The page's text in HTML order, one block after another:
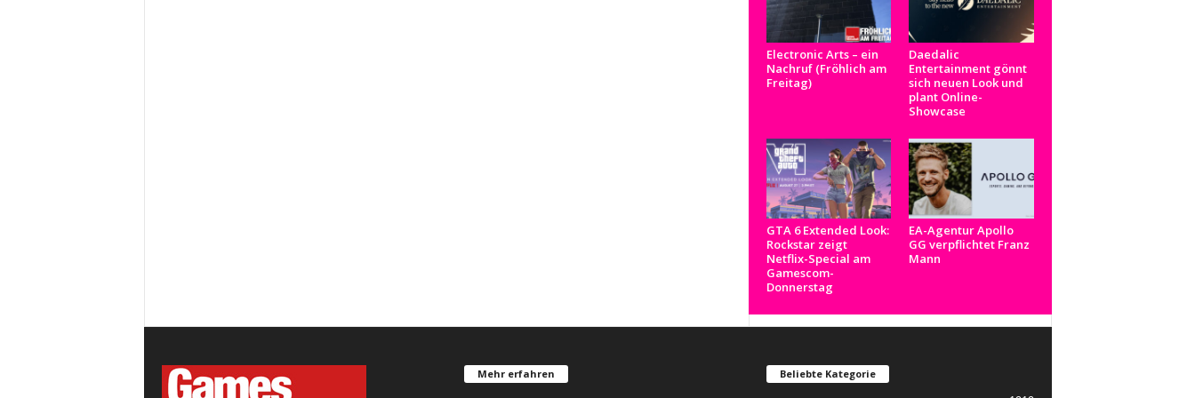
Electronic Arts – ein
Nachruf (Fröhlich am
Freitag)
Daedalic
Entertainment gönnt
sich neuen Look und
plant Online-
Showcase
GTA 6 Extended Look:
Rockstar zeigt
Netflix-Special am
Gamescom-
Donnerstag
EA-Agentur Apollo
GG verpflichtet Franz
Mann
Mehr erfahren Beliebte Kategorie